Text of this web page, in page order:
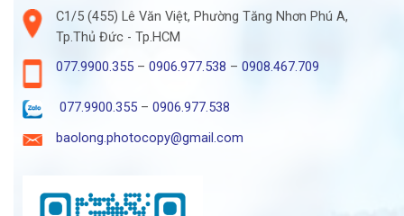
C1/5 (455) Lê Văn Việt, Phường Tăng Nhơn Phú A,
Tp.Thủ Đức - Tp.HCM
077.9900.355– 0906.977.538 – 0908.467.709
077.9900.355– 0906.977.538
baolong.photocopy@gmail.com